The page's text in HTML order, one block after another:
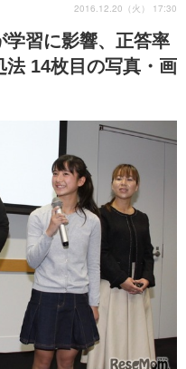
人気記事
中学生向け） ランキング
学習に影響、正答率
法 14枚目の写真・画
2016.12.20（火） 17:30